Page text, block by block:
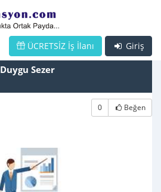
Giriş
ÜCRETSİZ İş İlanı
Duygu Sezer
0 Beğen